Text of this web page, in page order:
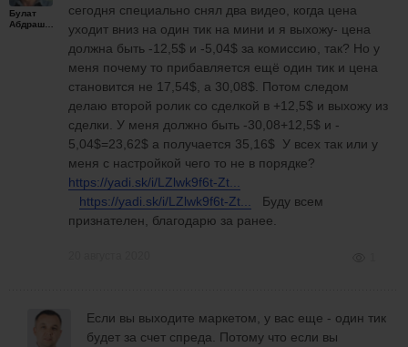
Булат
Абдрашитов
сегодня специально снял два видео, когда цена
уходит вниз на один тик на мини и я выхожу- цена
должна быть -12,5$ и -5,04$ за комиссию, так? Но у
меня почему то прибавляется ещё один тик и цена
становится не 17,54$, а 30,08$. Потом следом
делаю второй ролик со сделкой в +12,5$ и выхожу из
сделки. У меня должно быть -30,08+12,5$ и -
5,04$=23,62$ а получается 35,16$ У всех так или у
меня с настройкой чего то не в порядке?
https://yadi.sk/i/LZlwk9f6t-Zt...
https://yadi.sk/i/LZlwk9f6t-Zt... Буду всем
признателен, благодарю за ранее.
Если вы выходите маркетом, у вас еще - один тик
будет за счет спреда. Потому что если вы